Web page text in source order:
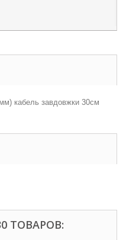
кабель завдовжки 30см
ТОВАРОВ: